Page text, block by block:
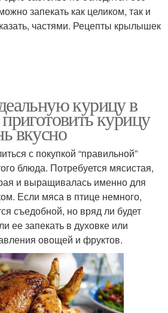
запекать как целиком, так и
частями. Рецепты крылышек
курицу в
курицу
вкусно
с покупкой “правильной”
блюда. Потребуется мясистая,
и выращивалась именно для
Если мяса в птице немного,
съедобной, но вряд ли будет
ее запекать в духовке или
овощей и фруктов.